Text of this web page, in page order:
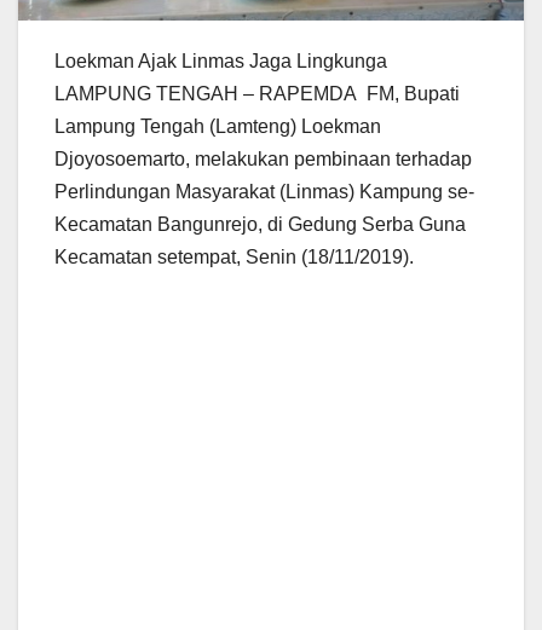
Loekman Ajak Linmas Jaga Lingkunga
LAMPUNG TENGAH – RAPEMDA FM, Bupati
Lampung Tengah (Lamteng) Loekman
Djoyosoemarto, melakukan pembinaan terhadap
Perlindungan Masyarakat (Linmas) Kampung se-
Kecamatan Bangunrejo, di Gedung Serba Guna
Kecamatan setempat, Senin (18/11/2019).